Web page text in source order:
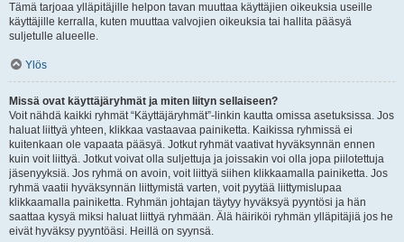
Tämä tarjoaa ylläpitäjille helpon tavan muuttaa käyttäjien oikeuksia useille
käyttäjille kerralla, kuten muuttaa valvojien oikeuksia tai hallita pääsyä
suljetulle alueelle.
Ylös
Missä ovat käyttäjäryhmät ja miten liityn sellaiseen?
Voit nähdä kaikki ryhmät “Käyttäjäryhmät”-linkin kautta omissa asetuksissa. Jos
haluat liittyä yhteen, klikkaa vastaavaa painiketta. Kaikissa ryhmissä ei
kuitenkaan ole vapaata pääsyä. Jotkut ryhmät vaativat hyväksynnän ennen
kuin voit liittyä. Jotkut voivat olla suljettuja ja joissakin voi olla jopa piilotettuja
jäsenyyksiä. Jos ryhmä on avoin, voit liittyä siihen klikkaamalla painiketta. Jos
ryhmä vaatii hyväksynnän liittymistä varten, voit pyytää liittymislupaa
klikkaamalla painiketta. Ryhmän johtajan täytyy hyväksyä pyyntösi ja hän
saattaa kysyä miksi haluat liittyä ryhmään. Älä häiriköi ryhmän ylläpitäjiä jos he
eivät hyväksy pyyntöäsi. Heillä on syynsä.